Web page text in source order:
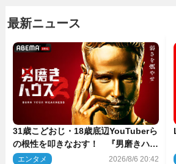
最新ニュース
31歳こどおじ・18歳底辺YouTuberら
の根性を叩きなおす！ 『男磨きハウ
ス』第2弾コーチ陣発表
エンタメ 2026/8/6 20:42